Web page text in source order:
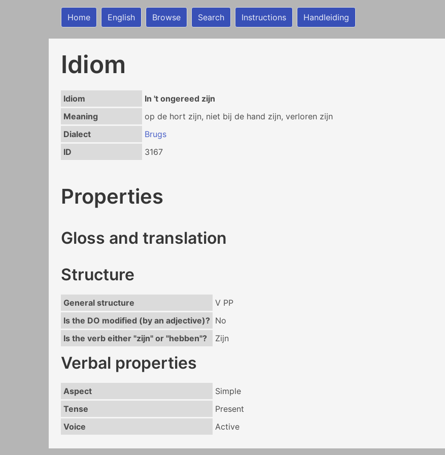
Home English Browse Search Instructions Handleiding
Idiom
Idiom
In 't ongereed zijn
Meaning
op de hort zijn, niet bij de hand zijn, verloren zijn
Dialect
Brugs
ID
3167
Properties
Gloss and translation
Structure
General structure
V PP
Is the DO modified (by an adjective)? No
Is the verb either "zijn" or "hebben"?
Zijn
Verbal properties
Aspect
Simple
Tense
Present
Voice
Active